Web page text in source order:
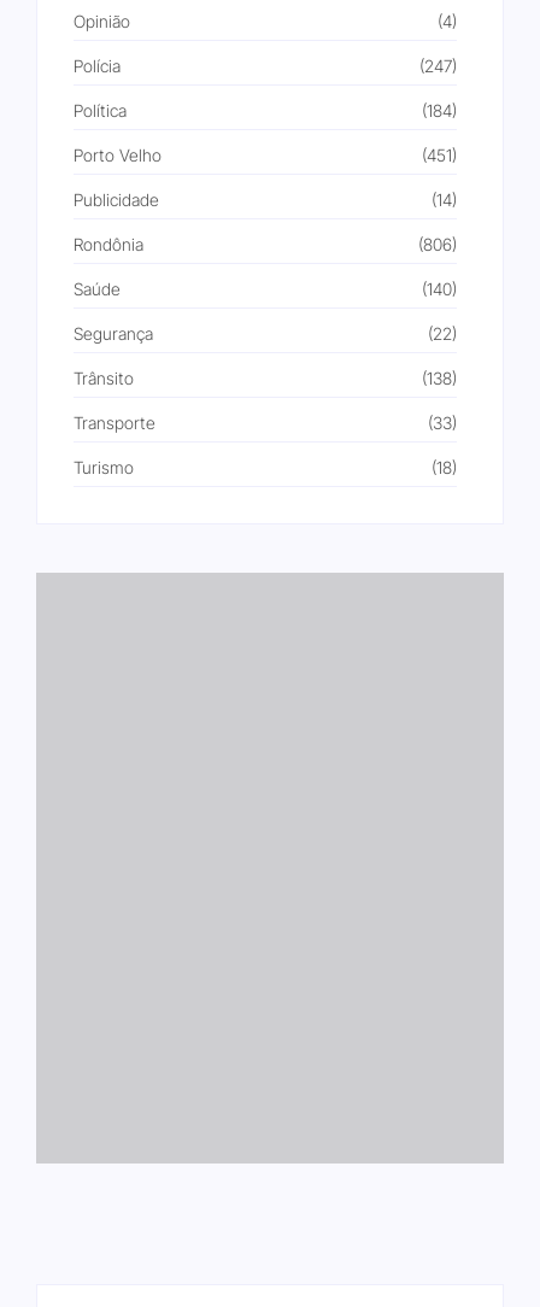
Opinião (4)
Polícia (247)
Política (184)
Porto Velho (451)
Publicidade (14)
Rondônia (806)
Saúde (140)
Segurança (22)
Trânsito (138)
Transporte (33)
Turismo (18)